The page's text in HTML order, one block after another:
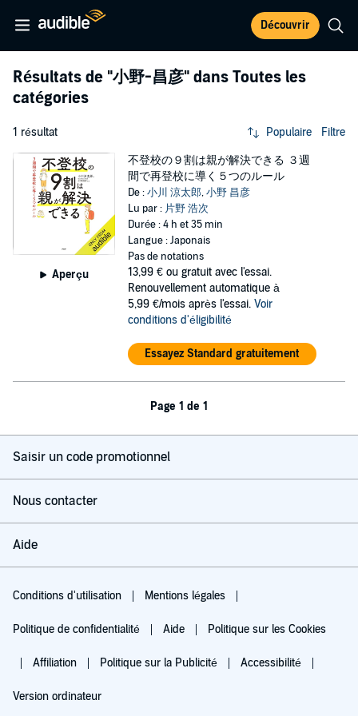
Découvrir
Résultats de "小野-昌彦" dans Toutes les
catégories
1 résultat Populaire Filtre
Aperçu
不登校の９割は親が解決できる ３週
間で再登校に導く５つのルール
De :小川 涼太郎,小野 昌彦
Lu par : 片野 浩次
Durée : 4 h et 35 min
Langue : Japonais
Pas de notations
13,99 € ou gratuit avec l'essai.
Renouvellement automatique à
5,99 €/mois après l'essai. Voir
conditions d'éligibilité
Essayez Standard gratuitement
Page 1 de 1
Saisir un code promotionnel
Nous contacter
Aide
Conditions d'utilisation Mentions légales
Politique de confidentialité Aide Politique sur les Cookies
Affiliation Politique sur la Publicité Accessibilité
Version ordinateur